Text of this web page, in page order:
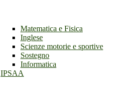
Matematica e Fisica
Inglese
Scienze motorie e sportive
Sostegno
Informatica
IPSAA